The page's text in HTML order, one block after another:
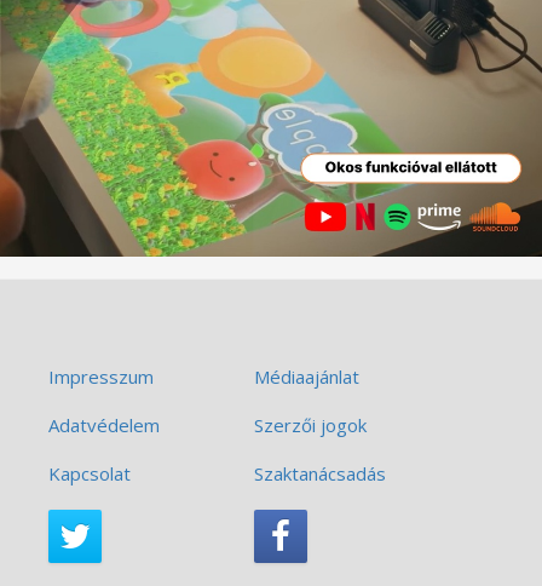
Impresszum
Médiaajánlat
Adatvédelem
Szerzői jogok
Kapcsolat
Szaktanácsadás